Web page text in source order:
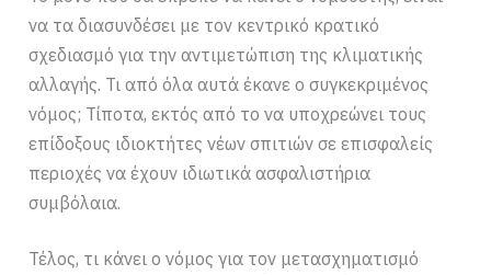
να τα διασυνδέσει με τον κεντρικό κρατικό
σχεδιασμό για την αντιμετώπιση της κλιματικής
αλλαγής. Τι από όλα αυτά έκανε ο συγκεκριμένος
νόμος; Τίποτα, εκτός από το να υποχρεώνει τους
επίδοξους ιδιοκτήτες νέων σπιτιών σε επισφαλείς
περιοχές να έχουν ιδιωτικά ασφαλιστήρια
συμβόλαια.
Τέλος, τι κάνει ο νόμος για τον μετασχηματισμό